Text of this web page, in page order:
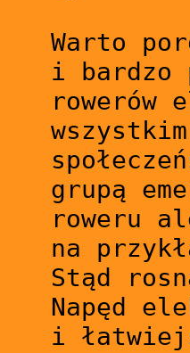
Warto
i bardzo
rowerów
grupą
roweru
na
Stąd
Napęd
i